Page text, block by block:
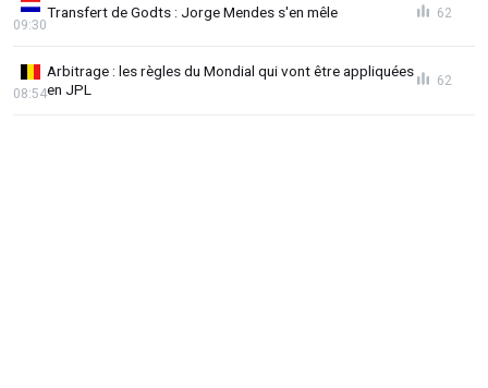
Transfert de Godts : Jorge Mendes s'en mêle
09:30
62
Arbitrage : les règles du Mondial qui vont être appliquées
en JPL
08:54
62